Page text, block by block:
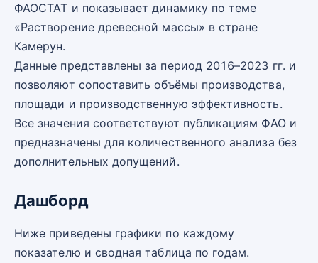
ФАОСТАТ и показывает динамику по теме
«Растворение древесной массы» в стране
Камерун.
Данные представлены за период 2016–2023 гг. и
позволяют сопоставить объёмы производства,
площади и производственную эффективность.
Все значения соответствуют публикациям ФАО и
предназначены для количественного анализа без
дополнительных допущений.
Дашборд
Ниже приведены графики по каждому
показателю и сводная таблица по годам.